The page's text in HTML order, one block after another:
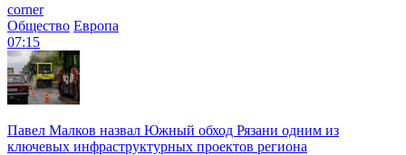
corner
Общество Европа
07:15
Павел Малков назвал Южный обход Рязани одним из
ключевых инфраструктурных проектов региона